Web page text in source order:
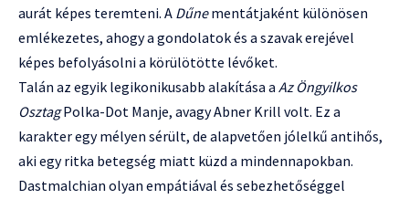
aurát képes teremteni. A Dűnementátjaként különösen
emlékezetes, ahogy a gondolatok és a szavak erejével
képes befolyásolni a körülötötte lévőket.
Talán az egyik legikonikusabb alakítása a Az Öngyilkos
OsztagPolka-Dot Manje, avagy Abner Krill volt. Ez a
karakter egy mélyen sérült, de alapvetően jólelkű antihős,
aki egy ritka betegség miatt küzd a mindennapokban.
Dastmalchian olyan empátiával és sebezhetőséggel